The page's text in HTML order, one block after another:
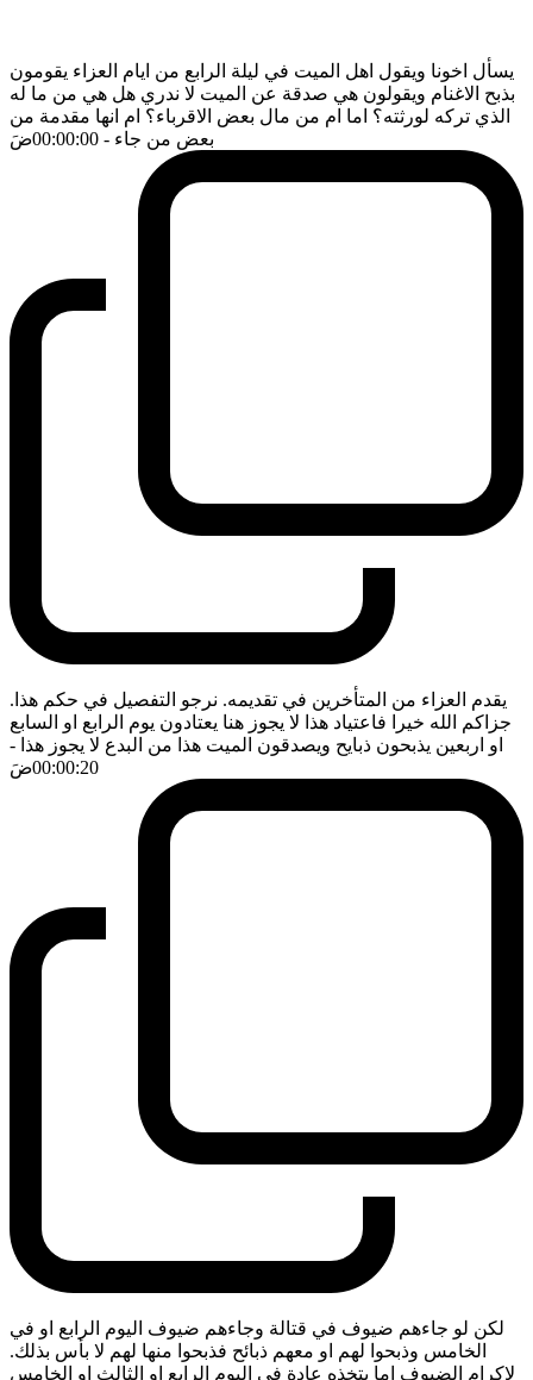
يسأل اخونا ويقول اهل الميت في ليلة الرابع من ايام العزاء يقومون
بذبح الاغنام ويقولون هي صدقة عن الميت لا ندري هل هي من ما له
الذي تركه لورثته؟ اما ام من مال بعض الاقرباء؟ ام انها مقدمة من
بعض من جاء - 00:00:00 ضَ
يقدم العزاء من المتأخرين في تقديمه. نرجو التفصيل في حكم هذا.
جزاكم الله خيرا فاعتياد هذا لا يجوز هنا يعتادون يوم الرابع او السابع
او اربعين يذبحون ذبايح ويصدقون الميت هذا من البدع لا يجوز هذا -
00:00:20ضَ
لكن لو جاءهم ضيوف في قتالة وجاءهم ضيوف اليوم الرابع او في
الخامس وذبحوا لهم او معهم ذبائح فذبحوا منها لهم لا بأس بذلك.
لاكرام الضيوف اما يتخذه عادة في اليوم الرابع او الثالث او الخامس